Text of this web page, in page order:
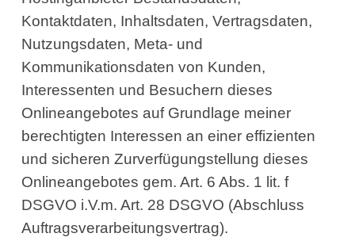
Kontaktdaten, Inhaltsdaten, Vertragsdaten,
Nutzungsdaten, Meta- und
Kommunikationsdaten von Kunden,
Interessenten und Besuchern dieses
Onlineangebotes auf Grundlage meiner
berechtigten Interessen an einer effizienten
und sicheren Zurverfügungstellung dieses
Onlineangebotes gem. Art. 6 Abs. 1 lit. f
DSGVO i.V.m. Art. 28 DSGVO (Abschluss
Auftragsverarbeitungsvertrag).